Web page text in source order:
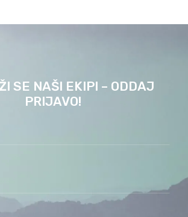
SE NAŠI EKIPI – ODDAJ
PRIJAVO!